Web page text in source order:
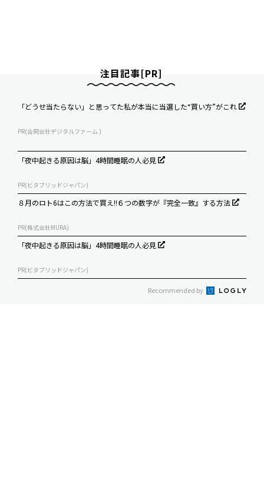
注目記事[PR]
「どうせ当たらない」と思ってた私が本当に当選した“買い方”がこれ
PR(合同会社デジタルファーム )
「夜中起きる原因は脳」4時間睡眠の人必見
PR(ビタブリッドジャパン)
８月のロト6はこの方法で買え!!６つの数字が『完全一致』する方法
PR(株式会社MURA)
「夜中起きる原因は脳」4時間睡眠の人必見
PR(ビタブリッドジャパン)
Recommended by